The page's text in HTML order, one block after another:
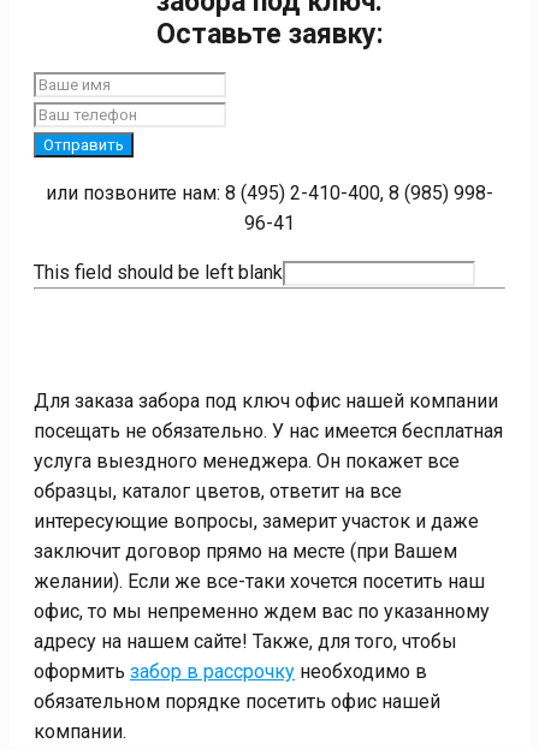
Оставьте заявку:
Отправить
или позвоните нам: 8 (495) 2-410-400, 8 (985) 998-
96-41
This field should be left blank
Для заказа забора под ключ офис нашей компании
посещать не обязательно. У нас имеется бесплатная
услуга выездного менеджера. Он покажет все
образцы, каталог цветов, ответит на все
интересующие вопросы, замерит участок и даже
заключит договор прямо на месте (при Вашем
желании). Если же все-таки хочется посетить наш
офис, то мы непременно ждем вас по указанному
адресу на нашем сайте! Также, для того, чтобы
оформить забор в рассрочку необходимо в
обязательном порядке посетить офис нашей
компании.